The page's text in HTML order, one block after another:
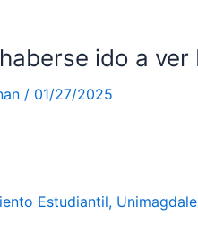
ido a ver
/ 01/27/2025
Estudiantil,